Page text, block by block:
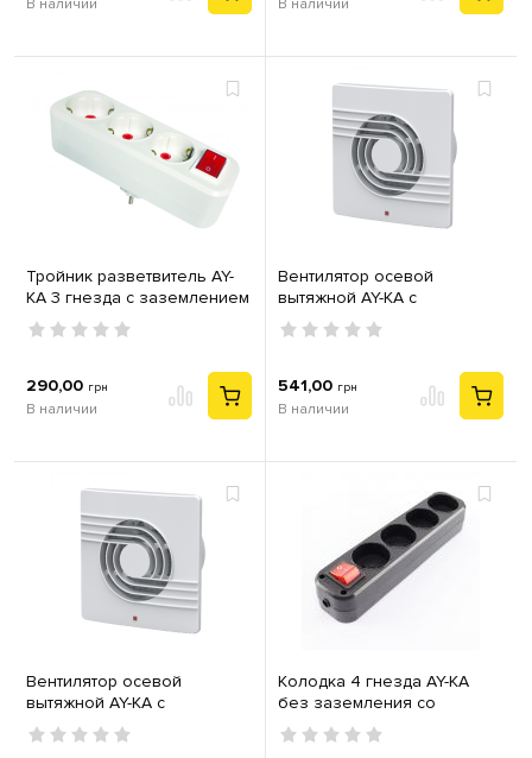
В наличии В наличии
Тройник разветвитель AY-
KA 3 гнезда с заземлением
16А прямой с
выключателем белый
290,00 грн
В наличии
Вентилятор осевой
вытяжной AY-KA с
москитной сеткой d100мм
12W 158х158х85мм белый
541,00 грн
В наличии
Вентилятор осевой
вытяжной AY-KA с
москитной сеткой d150мм
20W 205х205х85мм белый
Колодка 4 гнезда AY-KA
без заземления со
шторками с выключателем
черная